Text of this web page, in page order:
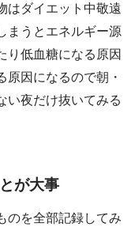
はダイエット中敬遠
まうとエネルギー源
り低血糖になる原因
原因になるので朝・
い夜だけ抜いてみる
が大事
のを全部記録してみ